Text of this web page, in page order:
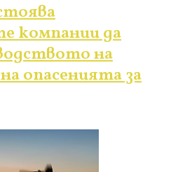
компании да
на
опасенията за